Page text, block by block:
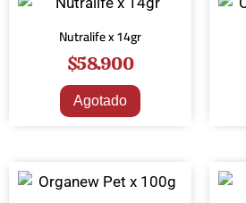
Nutralife x 14gr
$58.900
Agotado